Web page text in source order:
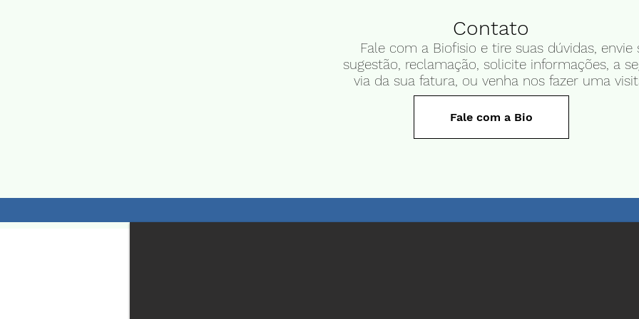
Contato
Fale com a Biofisio e tire suas dúvidas, envie
sugestão, reclamação, solicite informações, a
via da sua fatura, ou venha nos fazer uma
Fale com a Bio